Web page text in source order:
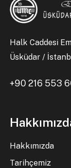
Halk Caddesi
Üsküdar /
+90 216 553
Hakkımızda
Tarihçemiz